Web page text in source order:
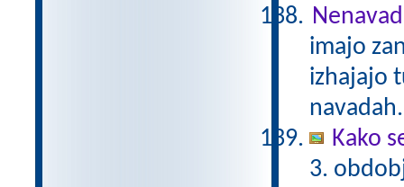
imajo
izhajajo
Kako
3.